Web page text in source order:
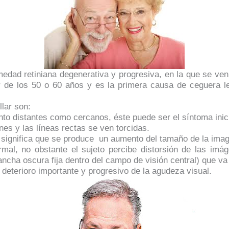
retiniana degenerativa y progresiva, en la que se
de los 50 o 60 años y es la primera causa de ceguera
son:
distantes como cercanos, éste puede ser el síntoma
y las líneas rectas se ven torcidas.
que se produce un aumento del tamaño de la
no obstante el sujeto percibe distorsión de las
oscura fija dentro del campo de visión central) que
importante y progresivo de la agudeza visual.